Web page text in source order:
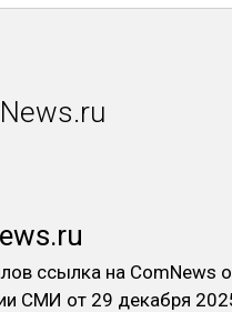
ссылка на ComNews
СМИ от 29 декабря